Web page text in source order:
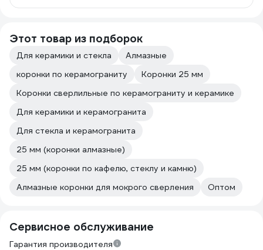
Этот товар из подборок
Для керамики и стекла
Алмазные
коронки по керамограниту
Коронки 25 мм
Коронки сверлильные по керамограниту и керамике
Для керамики и керамогранита
Для стекла и керамогранита
25 мм (коронки алмазные)
25 мм (коронки по кафелю, стеклу и камню)
Алмазные коронки для мокрого сверления
Оптом
Сервисное обслуживание
Гарантия производителя